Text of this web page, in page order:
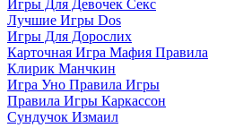
Игры Для Девочек Секс
Лучшие Игры Dos
Игры Для Дорослих
Карточная Игра Мафия Правила
Клирик Манчкин
Игра Уно Правила Игры
Правила Игры Каркассон
Сундучок Измаил